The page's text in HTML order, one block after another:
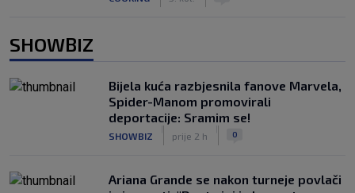
SHOWBIZ
Bijela kuća razbjesnila fanove Marvela,
Spider-Manom promovirali
deportacije: Sramim se!
SHOWBIZ prije 2 h 0
Ariana Grande se nakon turneje povlači